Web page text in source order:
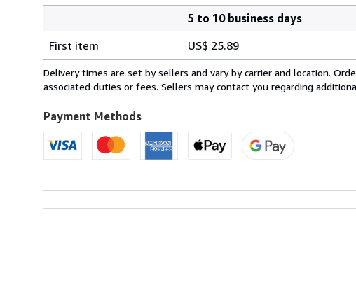
rates
from
Italy
U.S.A.
5 to 10 business days
First item
US$ 25.89
Delivery times are set by sellers and vary by carrier and location.
associated duties or fees. Sellers may contact you regarding
Payment Methods